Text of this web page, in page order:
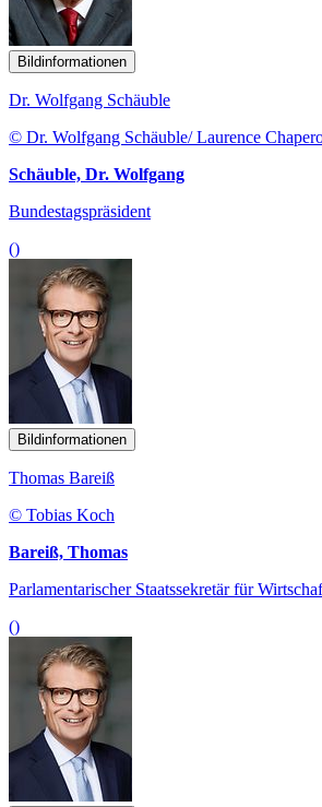
Bildinformationen
Dr. Wolfgang Schäuble
© Dr. Wolfgang Schäuble/ Laurence
Schäuble, Dr. Wolfgang
Bundestagspräsident
()
Bildinformationen
Thomas Bareiß
© Tobias Koch
Bareiß, Thomas
Parlamentarischer Staatssekretär für
()